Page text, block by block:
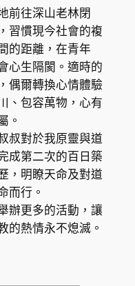
往深山老林閉
習慣現今社會的複
的距離，在青年
心生隔閡。適時的
偶爾轉換心情體驗
、包容萬物，心有
。
對於我原靈與道
成第二次的百日築
，明瞭天命及對道
而行。
更多的活動，讓
的熱情永不熄滅。